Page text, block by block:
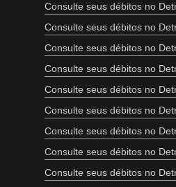
Consulte seus débitos no
Consulte seus débitos no
Consulte seus débitos no
Consulte seus débitos no
Consulte seus débitos no
Consulte seus débitos no
Consulte seus débitos no
Consulte seus débitos no
Consulte seus débitos no